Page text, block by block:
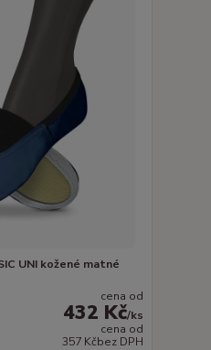
UNI kožené matné
cena od
432 Kč/ks
cena od
357 Kčbez DPH